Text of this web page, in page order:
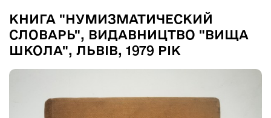
КНИГА "НУМИЗМАТИЧЕСКИЙ
СЛОВАРЬ", ВИДАВНИЦТВО "ВИЩА
ШКОЛА", ЛЬВІВ, 1979 РІК